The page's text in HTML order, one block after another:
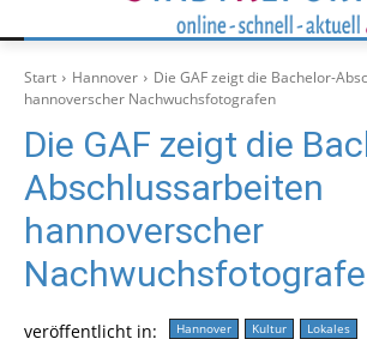
Start Hannover
Die GAF zeigt die Bachelor-
hannoverscher Nachwuchsfotografen
Die GAF zeigt die
Abschlussarbeiten
hannoverscher
veröffentlicht in: Hannover Kultur Lokales